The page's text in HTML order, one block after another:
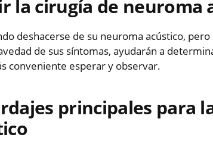
la cirugía de neuroma
deshacerse de su neuroma acústico,
de sus síntomas, ayudarán a
conveniente esperar y observar.
principales para